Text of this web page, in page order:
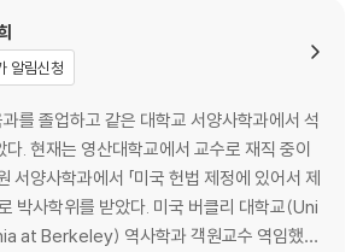
알림신청
를 졸업하고 같은 대학교 서양사학과에서 석
. 현재는 영산대학교에서 교수로 재직 중이
서양사학과에서 「미국 헌법 제정에 있어서 제
박사학위를 받았다. 미국 버클리 대학교(Uni
Berkeley) 역사학과 객원교수 역임했다.